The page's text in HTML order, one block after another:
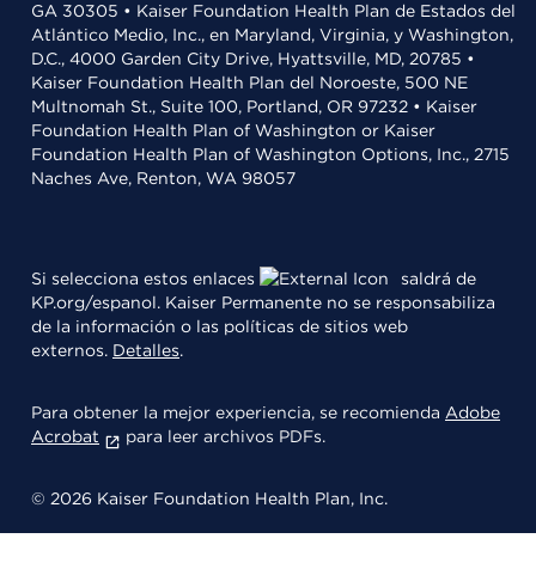
GA 30305 • Kaiser Foundation Health Plan de Estados del
Atlántico Medio, Inc., en Maryland, Virginia, y Washington,
D.C., 4000 Garden City Drive, Hyattsville, MD, 20785 •
Kaiser Foundation Health Plan del Noroeste, 500 NE
Multnomah St., Suite 100, Portland, OR 97232 • Kaiser
Foundation Health Plan of Washington or Kaiser
Foundation Health Plan of Washington Options, Inc., 2715
Naches Ave, Renton, WA 98057
Si selecciona estos enlaces
saldrá de
KP.org/espanol. Kaiser Permanente no se responsabiliza
de la información o las políticas de sitios web
externos. Detalles.
Para obtener la mejor experiencia, se recomienda Adobe
Acrobat
para leer archivos PDFs.
© 2026 Kaiser Foundation Health Plan, Inc.